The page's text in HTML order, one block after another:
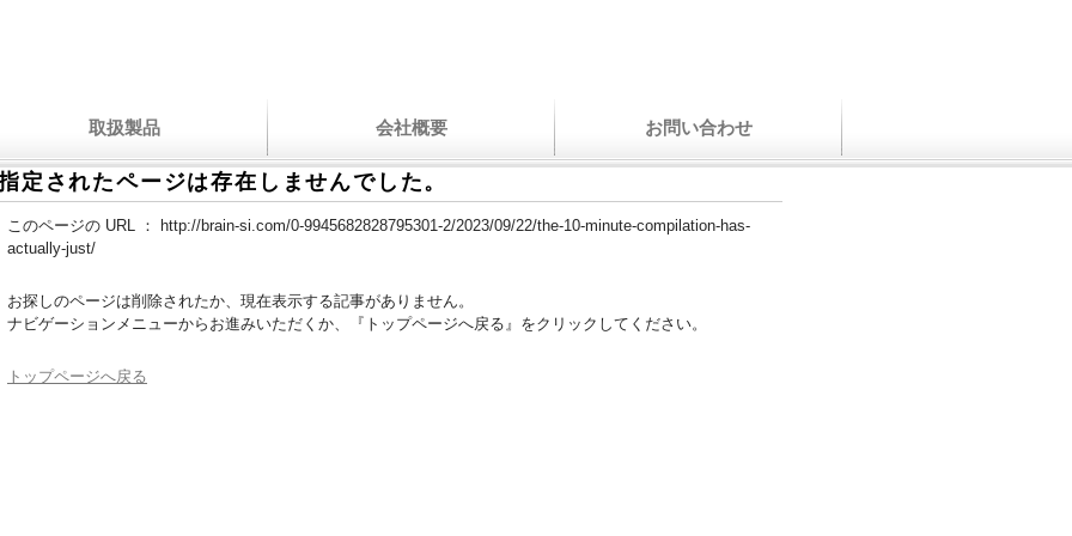
取扱製品 会社概要 お問い合わせ
定されたページは存在しませんでした。
このページの URL ：
http://brain-si.com/0-9945682828795301-2/2023/09/22/the-10-minute-compilation-has-
actually-just/
お探しのページは削除されたか、現在表示する記事がありません。
ナビゲーションメニューからお進みいただくか、『トップページへ戻る』をクリックしてください。
トップページへ戻る